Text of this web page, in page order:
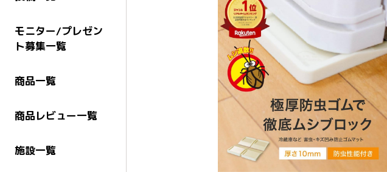
モニター/プレゼン
ト募集一覧
商品一覧
商品レビュー一覧
施設一覧